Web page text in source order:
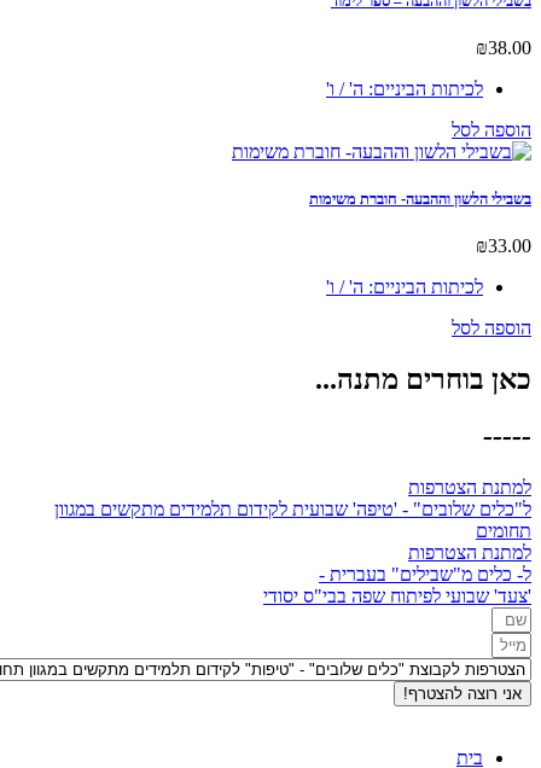
₪
לכיתות הביניים: ה' / ו'
לסל
וההבעה- חוברת משימות
₪
לכיתות הביניים: ה' / ו'
לסל
מתנה...
הצטרפות
שלובים" - 'טיפה' שבועית לקידום תלמידים מתקשים במגוון
הצטרפות
מ"שבילים" בעברית -
לפיתוח שפה בבי"ס יסודי
להצטרף!